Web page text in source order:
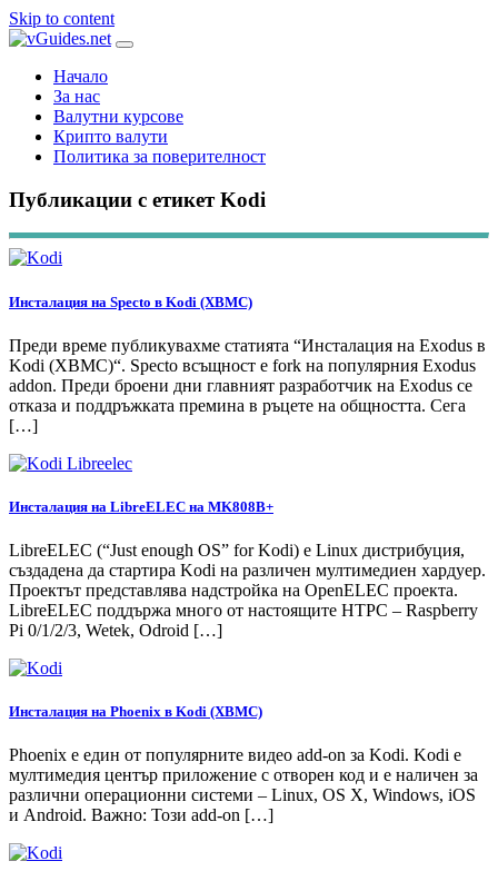
Skip to content
Начало
За нас
Валутни курсове
Крипто валути
Политика за поверителност
Публикации с етикет Kodi
Инсталация на Specto в Kodi (XBMC)
Преди време публикувахме статията “Инсталация на Exodus в
Kodi (XBMC)“. Specto всъщност е fork на популярния Exodus
addon. Преди броени дни главният разработчик на Exodus се
отказа и поддръжката премина в ръцете на общността. Сега
[…]
Инсталация на LibreELEC на MK808B+
LibreELEC (“Just enough OS” for Kodi) е Linux дистрибуция,
създадена да стартира Kodi на различен мултимедиен хардуер.
Проектът представлява надстройка на OpenELEC проекта.
LibreELEC поддържа много от настоящите HTPC – Raspberry
Pi 0/1/2/3, Wetek, Odroid […]
Инсталация на Phoenix в Kodi (XBMC)
Phoenix е един от популярните видео add-on за Kodi. Kodi е
мултимедия център приложение с отворен код и е наличен за
различни операционни системи – Linux, OS X, Windows, iOS
и Android. Важно: Този add-on […]